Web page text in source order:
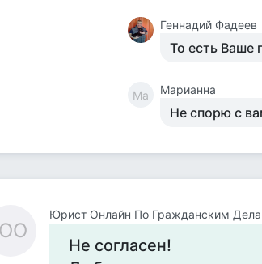
Геннадий Фадеев
То есть Ваше
Ма Марианна
Не спорю с
Юрист Онлайн По Гражданским
Не согласен!